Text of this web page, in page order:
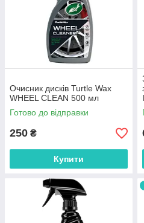
Очисник дисків Turtle Wax
WHEEL CLEAN 500 мл
Готово до відправки
250 ₴
Купити